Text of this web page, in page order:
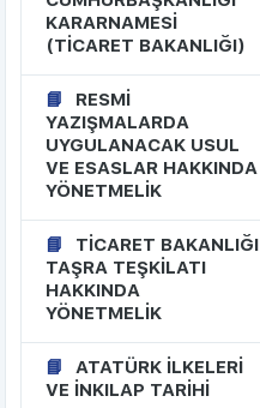
KARARNAMESİ
(TİCARET BAKANLIĞI)
RESMİ
YAZIŞMALARDA
UYGULANACAK USUL
VE ESASLAR HAKKINDA
YÖNETMELİK
TİCARET BAKANLIĞI
TAŞRA TEŞKİLATI
HAKKINDA
YÖNETMELİK
ATATÜRK İLKELERİ
VE İNKILAP TARİHİ